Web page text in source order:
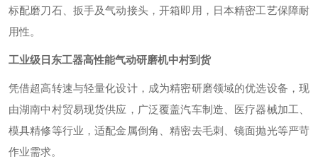
标配磨刀石、扳手及气动接头，开箱即用，日本精密工艺保障耐
用性。
工业级日东工器高性能气动研磨机中村到货
凭借超高转速与轻量化设计，成为精密研磨领域的优选设备，现
由湖南中村贸易现货供应，广泛覆盖汽车制造、医疗器械加工、
模具精修等行业，适配金属倒角、精密去毛刺、镜面抛光等严苛
作业需求。